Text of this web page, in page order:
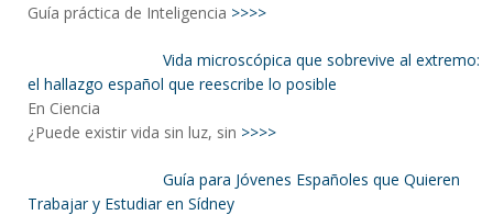
Guía práctica de Inteligencia >>>>
Vida microscópica que sobrevive al extremo:
el hallazgo español que reescribe lo posible
En Ciencia
¿Puede existir vida sin luz, sin >>>>
Guía para Jóvenes Españoles que Quieren
Trabajar y Estudiar en Sídney